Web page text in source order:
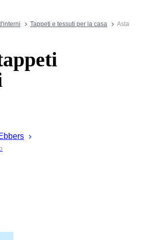
Tappeti e tessuti per la casa
Asta